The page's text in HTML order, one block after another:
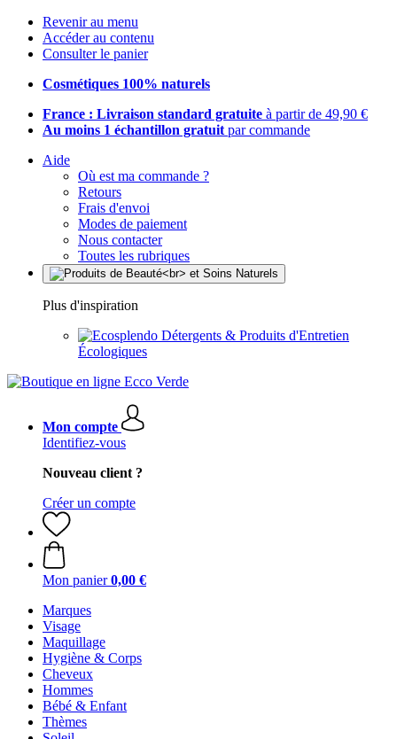
Revenir au menu
Accéder au contenu
Consulter le panier
Cosmétiques 100% naturels
France : Livraison standard gratuite à partir de 49,90 €
Au moins 1 échantillon gratuit par commande
Aide
Où est ma commande ?
Retours
Frais d'envoi
Modes de paiement
Nous contacter
Toutes les rubriques
Plus d'inspiration
Détergents & Produits d'Entretien
Écologiques
Mon compte
Identifiez-vous
Nouveau client ?
Créer un compte
Mon panier 0,00 €
Marques
Visage
Maquillage
Hygiène & Corps
Cheveux
Hommes
Bébé & Enfant
Thèmes